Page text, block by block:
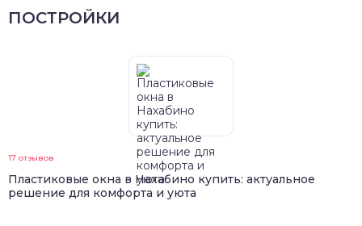
ПОСТРОЙКИ
17 отзывов
Пластиковые окна в Нахабино купить: актуальное
решение для комфорта и уюта